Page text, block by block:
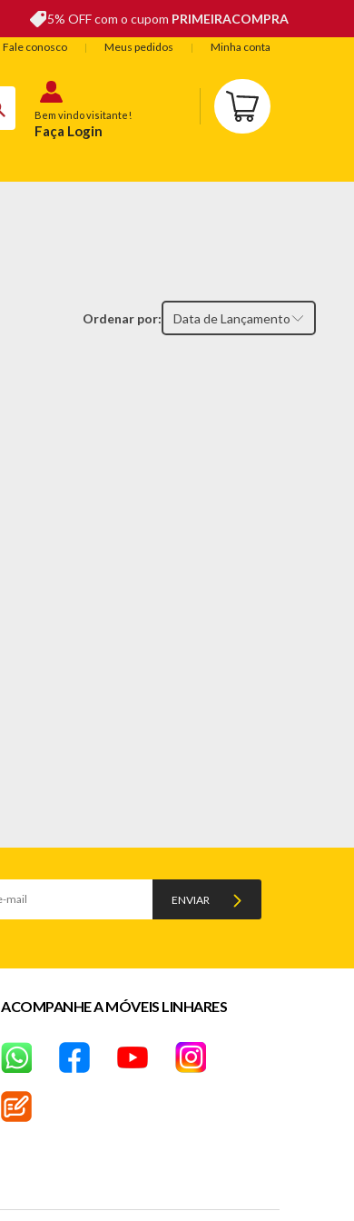
5% OFF com o cupom PRIMEIRACOMPRA
Fale conosco Meus pedidos Minha conta
Bem vindo visitante!
Faça Login
Ordenar por: Data de Lançamento
ENVIAR
ACOMPANHE A MÓVEIS LINHARES